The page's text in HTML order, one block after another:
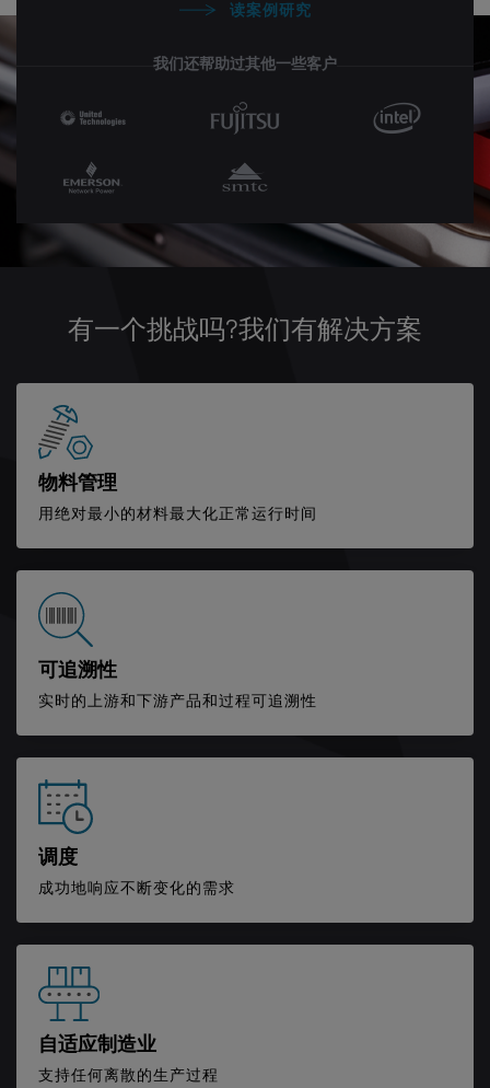
读案例研究
我们还帮助过其他一些客户
有一个挑战吗?我们有解决方案
物料管理
用绝对最小的材料最大化正常运行时间
可追溯性
实时的上游和下游产品和过程可追溯性
调度
成功地响应不断变化的需求
自适应制造业
支持任何离散的生产过程